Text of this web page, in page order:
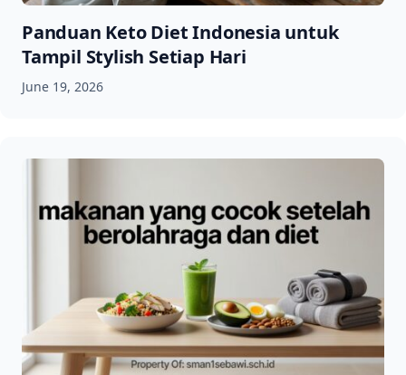
Panduan Keto Diet Indonesia untuk
Tampil Stylish Setiap Hari
June 19, 2026